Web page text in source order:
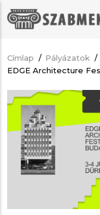
Ugrás
Morzsa
Címlap / Pályázatok /
EDGE Architecture